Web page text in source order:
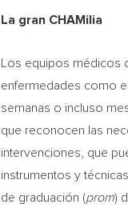
La gran CHAMilia
Los equipos médicos
enfermedades como
semanas o incluso
que reconocen las
intervenciones, que
instrumentos y
de graduación (prom)